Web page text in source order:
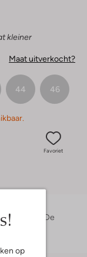
op
kleiner
Maat uitverkocht?
44 46
Favoriet
maat 36.
De